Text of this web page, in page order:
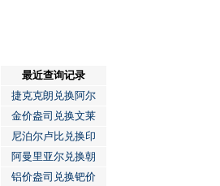
最近查询记录
捷克克朗兑换阿尔
金价盎司兑换文莱
尼泊尔卢比兑换印
阿曼里亚尔兑换朝
铝价盎司兑换钯价